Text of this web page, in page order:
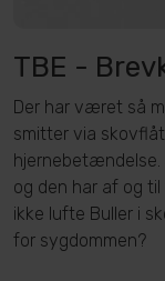
TBE -
Der har været så
smitter via
hjernebetændelse.
og den har af og
ikke lufte Buller i
for sygdommen?